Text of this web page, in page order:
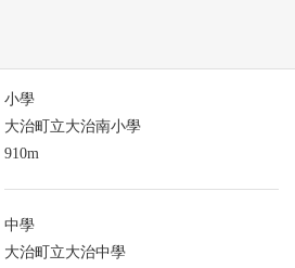
小學
大治町立大治南小學
910m
中學
大治町立大治中學